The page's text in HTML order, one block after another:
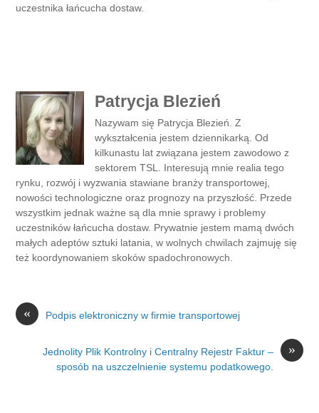
uczestnika łańcucha dostaw.
Patrycja Blezień
Nazywam się Patrycja Blezień. Z
wykształcenia jestem dziennikarką. Od
kilkunastu lat związana jestem zawodowo z
sektorem TSL. Interesują mnie realia tego
rynku, rozwój i wyzwania stawiane branży transportowej,
nowości technologiczne oraz prognozy na przyszłość. Przede
wszystkim jednak ważne są dla mnie sprawy i problemy
uczestników łańcucha dostaw. Prywatnie jestem mamą dwóch
małych adeptów sztuki latania, w wolnych chwilach zajmuję się
też koordynowaniem skoków spadochronowych.
« Podpis elektroniczny w firmie transportowej
»
Jednolity Plik Kontrolny i Centralny Rejestr Faktur –
sposób na uszczelnienie systemu podatkowego.